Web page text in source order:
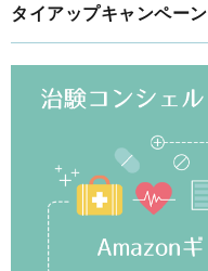
タイアップキャンペーン